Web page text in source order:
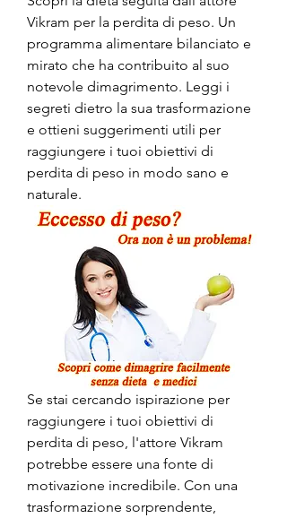
Vikram per la perdita di peso. Un
programma alimentare bilanciato e
mirato che ha contribuito al suo
notevole dimagrimento. Leggi i
segreti dietro la sua trasformazione
e ottieni suggerimenti utili per
raggiungere i tuoi obiettivi di
perdita di peso in modo sano e
naturale.
Se stai cercando ispirazione per
raggiungere i tuoi obiettivi di
perdita di peso, l'attore Vikram
potrebbe essere una fonte di
motivazione incredibile. Con una
trasformazione sorprendente,